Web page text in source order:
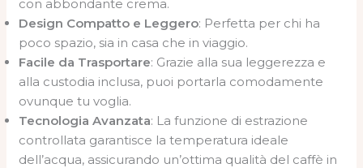
con abbondante crema.
Design Compatto e Leggero: Perfetta per chi ha
poco spazio, sia in casa che in viaggio.
Facile da Trasportare: Grazie alla sua leggerezza e
alla custodia inclusa, puoi portarla comodamente
ovunque tu voglia.
Tecnologia Avanzata: La funzione di estrazione
controllata garantisce la temperatura ideale
dell’acqua, assicurando un’ottima qualità del caffè in